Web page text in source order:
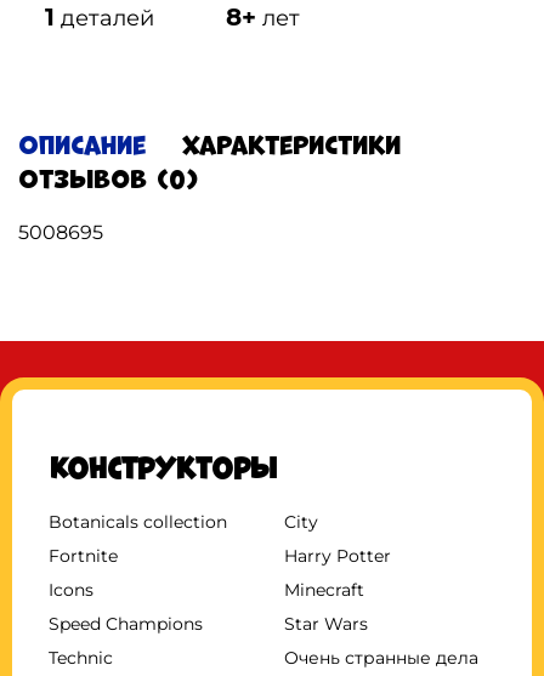
1 деталей 8+ лет
Описание
Характеристики
Отзывов (0)
5008695
Конструкторы
Botanicals collection
City
Fortnite
Harry Potter
Icons
Minecraft
Speed Champions
Star Wars
Technic
Очень странные дела